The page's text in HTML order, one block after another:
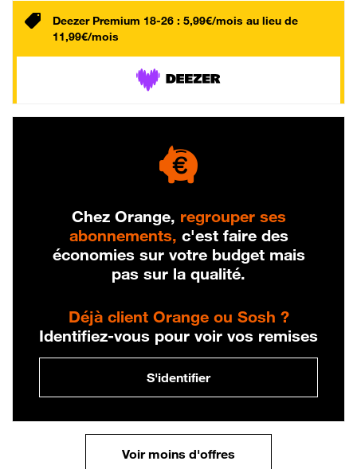
Deezer Premium 18-26 : 5,99€/mois au lieu de
11,99€/mois
Chez Orange, regrouper ses
abonnements, c'est faire des
économies sur votre budget mais
pas sur la qualité.
Déjà client Orange ou Sosh ?
Identifiez-vous pour voir vos remises
S'identifier
Voir moins d'offres